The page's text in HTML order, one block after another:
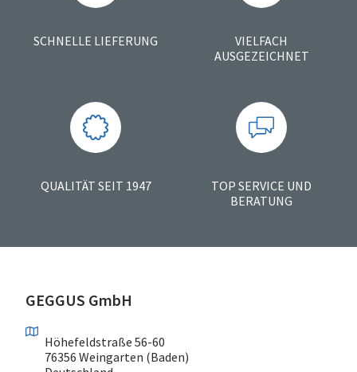
SCHNELLE LIEFERUNG
VIELFACH
AUSGEZEICHNET
QUALITÄT SEIT 1947
TOP SERVICE UND
BERATUNG
GEGGUS GmbH
Höhefeldstraße 56-60
76356 Weingarten (Baden)